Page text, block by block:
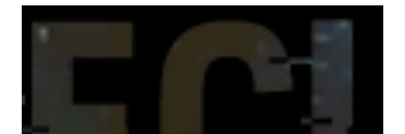
spaziare con i generi letterari e non limitarmi al fantasy.
Per farvi un esempio nel 2015 mi sembra di aver letto
troppi libri impegnativi e davvero pochi libri "leggeri", il
che non è sempre un bene. Credo che sia stata la principale
causa per il mio calo di letture. Comunque, ogni mese -